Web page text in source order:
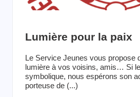
Lumière pour la paix
Le Service Jeunes vous propose
lumière à vos voisins, amis… Si
symbolique, nous espérons son
porteuse de (...)